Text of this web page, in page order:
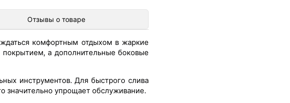
Отзывы о товаре
комфортным отдыхом в жаркие
а дополнительные боковые
инструментов. Для быстрого слива
значительно упрощает обслуживание.